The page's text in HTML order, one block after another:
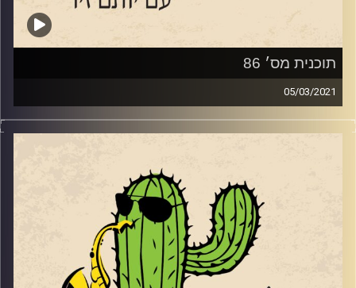
תוכנית מס׳ 86
05/03/2021
ממשיכים "להנות" מהקורנה, בעיקר בגלל
שגרה בניו יורק משנת
2004' וקפצה לביקור מולדת. התוכנית הוקדשה
לאלבום החדש שלה
שכולל שירים של
אחד מגדולי המלחינים האמריקאים: אירווינג